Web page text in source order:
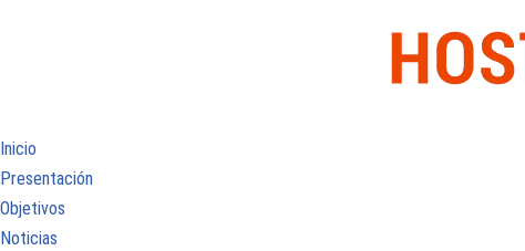
Inicio
Presentación
Objetivos
Noticias